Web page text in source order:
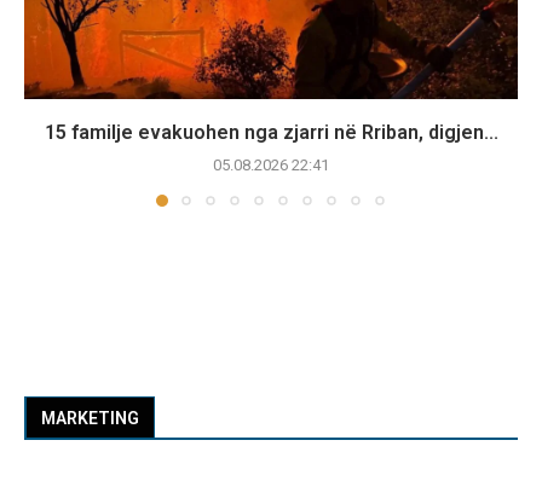
15 familje evakuohen nga zjarri në Rriban, digjen...
05.08.2026 22:41
MARKETING